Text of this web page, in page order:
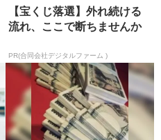
【宝くじ落選】外れ続ける
流れ、ここで断ちませんか
PR(合同会社デジタルファーム )